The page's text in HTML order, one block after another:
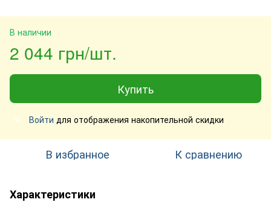
В наличии
2 044 грн/шт.
Купить
% Войти для отображения накопительной скидки
В избранное К сравнению
Характеристики